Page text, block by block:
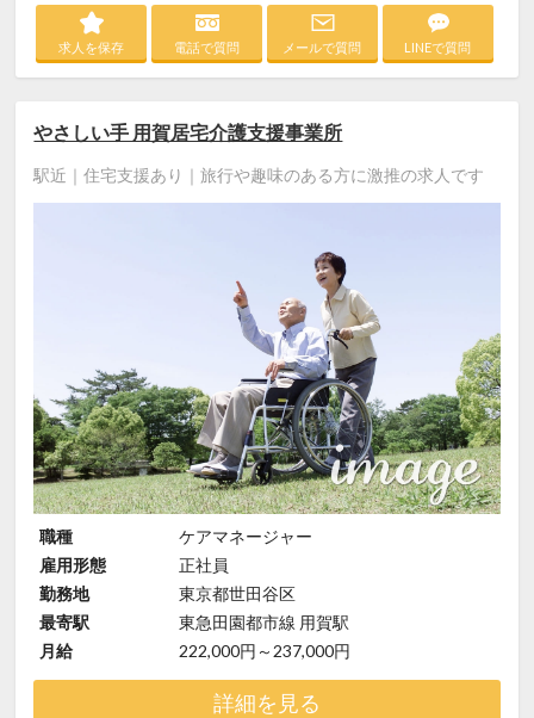
求人を保存 電話で質問 メールで質問 LINEで質問
やさしい手 用賀居宅介護支援事業所
駅近｜住宅支援あり｜旅行や趣味のある方に激推の求人です
職種
ケアマネージャー
雇用形態
正社員
勤務地
東京都世田谷区
最寄駅
東急田園都市線 用賀駅
月給
222,000円～237,000円
詳細を見る